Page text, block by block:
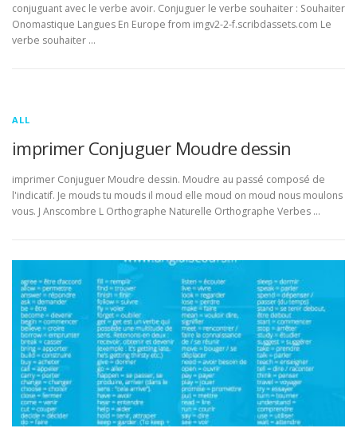
conjuguant avec le verbe avoir. Conjuguer le verbe souhaiter : Souhaiter
Onomastique Langues En Europe from imgv2-2-f.scribdassets.com Le
verbe souhaiter …
ALL
imprimer Conjuguer Moudre dessin
imprimer Conjuguer Moudre dessin. Moudre au passé composé de
l'indicatif. Je mouds tu mouds il moud elle moud on moud nous moulons
vous. J Anscombre L Orthographe Naturelle Orthographe Verbes …